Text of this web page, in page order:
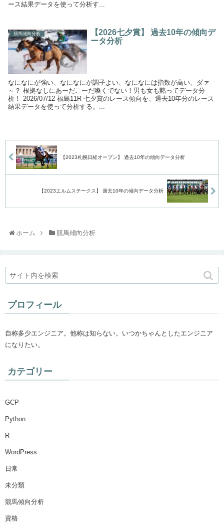
ース結果データを使って分析す...
競馬傾向分析
【2026七夕賞】 過去10年の傾向デ
ータ分析
なになにが強い、なになにが調子よい、なになには指数が高い、ダァ
～？ 根拠なしにあーだこーだ喚くでない！男も女も黙ってデータ分
析！ 2026/07/12 福島11R 七夕賞のレース傾向を、過去10年分のレース
結果データを使って分析する。...
【2023札幌日経オープン】 過去10年の傾向データ分析
【2023エルムステークス】 過去10年の傾向データ分析
ホーム 競馬傾向分析
プロフィール
自称多少エンジニア。他称は知らない。いつかちゃんとしたエンジニア
になりたい。
カテゴリー
GCP
Python
R
WordPress
日常
未分類
競馬傾向分析
資格